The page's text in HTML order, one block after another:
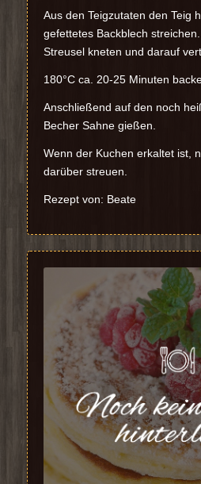
Aus den Teigzutaten den Teig
gefettetes Backblech
Streusel kneten und darauf
180°C ca. 20-25 Minuten
Anschließend auf den noch
Becher Sahne gießen.
Wenn der Kuchen erkaltet ist,
darüber streuen.
Rezept von: Beate